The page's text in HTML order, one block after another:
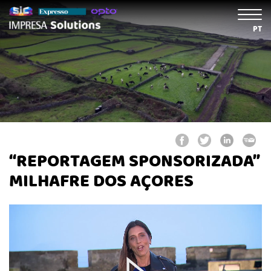
PT
“REPORTAGEM SPONSORIZADA”
MILHAFRE DOS AÇORES